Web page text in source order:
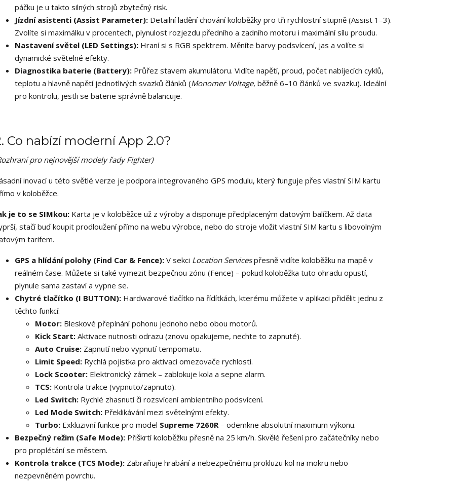
páčku je u takto silných strojů zbytečný risk.
Jízdní asistenti (Assist Parameter):Detailní ladění chování koloběžky pro tři rychlostní stupně (Assist 1–3).
Zvolíte si maximálku v procentech, plynulost rozjezdu předního a zadního motoru i maximální sílu proudu.
Nastavení světel (LED Settings):Hraní si s RGB spektrem. Měníte barvy podsvícení, jas a volíte si
dynamické světelné efekty.
Diagnostika baterie (Battery):Průřez stavem akumulátoru. Vidíte napětí, proud, počet nabíjecích cyklů,
teplotu a hlavně napětí jednotlivých svazků článků (Monomer Voltage, běžně 6–10 článků ve svazku). Ideální
pro kontrolu, jestli se baterie správně balancuje.
Co nabízí moderní App 2.0?
pro nejnovější modely řady Fighter)
inovací u této světlé verze je podpora integrovaného GPS modulu, který funguje přes vlastní SIM kartu
v koloběžce.
je to se SIMkou:Karta je v koloběžce už z výroby a disponuje předplaceným datovým balíčkem. Až data
stačí buď koupit prodloužení přímo na webu výrobce, nebo do stroje vložit vlastní SIM kartu s libovolným
tarifem.
GPS a hlídání polohy (Find Car & Fence):V sekci Location Servicespřesně vidíte koloběžku na mapě v
reálném čase. Můžete si také vymezit bezpečnou zónu (Fence) – pokud koloběžka tuto ohradu opustí,
plynule sama zastaví a vypne se.
Chytré tlačítko (I BUTTON):Hardwarové tlačítko na řídítkách, kterému můžete v aplikaci přidělit jednu z
těchto funkcí:
Motor:Bleskové přepínání pohonu jednoho nebo obou motorů.
Kick Start:Aktivace nutnosti odrazu (znovu opakujeme, nechte to zapnuté).
Auto Cruise:Zapnutí nebo vypnutí tempomatu.
Limit Speed:Rychlá pojistka pro aktivaci omezovače rychlosti.
Lock Scooter:Elektronický zámek – zablokuje kola a sepne alarm.
TCS:Kontrola trakce (vypnuto/zapnuto).
Led Switch:Rychlé zhasnutí či rozsvícení ambientního podsvícení.
Led Mode Switch:Překlikávání mezi světelnými efekty.
Turbo:Exkluzivní funkce pro model Supreme 7260R– odemkne absolutní maximum výkonu.
Bezpečný režim (Safe Mode):Přiškrtí koloběžku přesně na 25 km/h. Skvělé řešení pro začátečníky nebo
pro proplétání se městem.
Kontrola trakce (TCS Mode):Zabraňuje hrabání a nebezpečnému prokluzu kol na mokru nebo
nezpevněném povrchu.